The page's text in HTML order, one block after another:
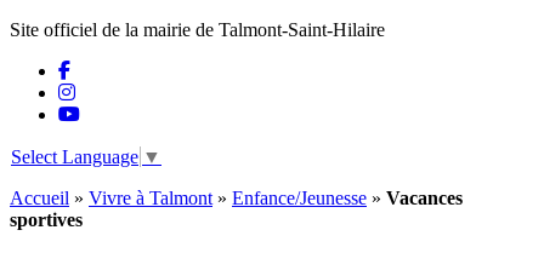
Site officiel de la mairie de Talmont-Saint-Hilaire
Select Language ▼
Accueil » Vivre à Talmont » Enfance/Jeunesse » Vacances
sportives